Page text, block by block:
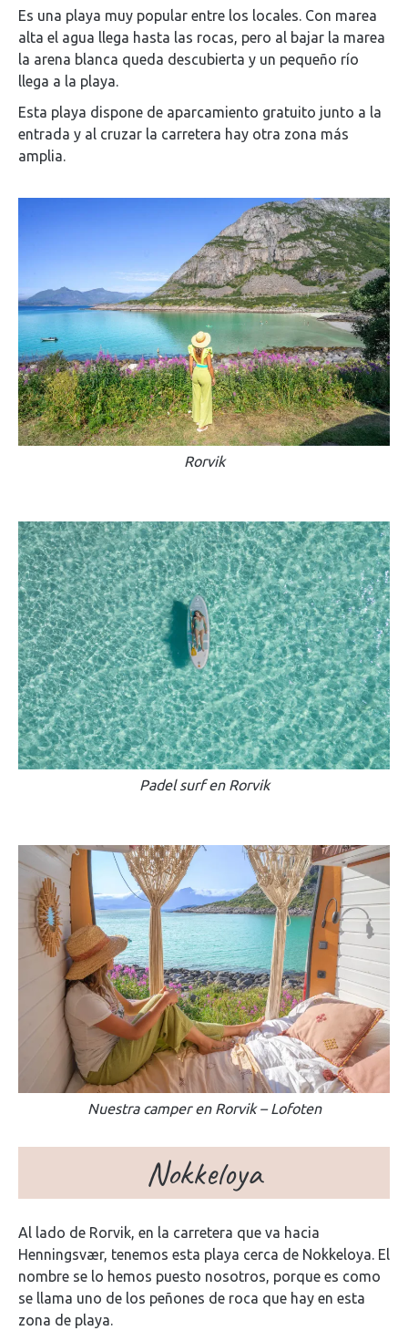
Es una playa muy popular entre los locales. Con marea
alta el agua llega hasta las rocas, pero al bajar la marea
la arena blanca queda descubierta y un pequeño río
llega a la playa.
Esta playa dispone de aparcamiento gratuito junto a la
entrada y al cruzar la carretera hay otra zona más
amplia.
Rorvik
Padel surf en Rorvik
Nuestra camper en Rorvik – Lofoten
Nokkeloya
Al lado de Rorvik, en la carretera que va hacia
Henningsvær, tenemos esta playa cerca de Nokkeloya. El
nombre se lo hemos puesto nosotros, porque es como
se llama uno de los peñones de roca que hay en esta
zona de playa.